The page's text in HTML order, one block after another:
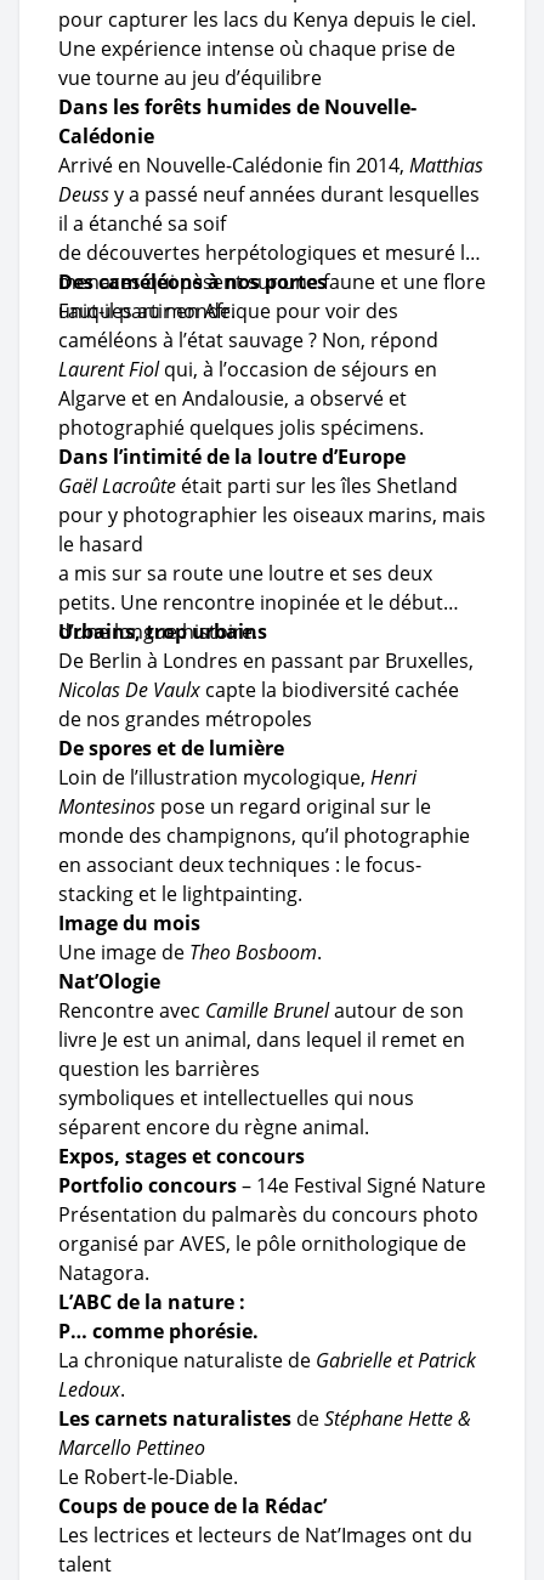
pour capturer les lacs du Kenya depuis le ciel.
Une expérience intense où chaque prise de
vue tourne au jeu d’équilibre
Dans les forêts humides de Nouvelle-
Calédonie
Arrivé en Nouvelle-Calédonie fin 2014, Matthias
Deussy a passé neuf années durant lesquelles
il a étanché sa soif
de découvertes herpétologiques et mesuré les
menaces qui pèsent sur une faune et une flore
uniques au monde.
Des caméléons à nos portes
Faut-il partir en Afrique pour voir des
caméléons à l’état sauvage ? Non, répond
Laurent Fiolqui, à l’occasion de séjours en
Algarve et en Andalousie, a observé et
photographié quelques jolis spécimens.
Dans l’intimité de la loutre d’Europe
Gaël Lacroûte était parti sur les îles Shetland
pour y photographier les oiseaux marins, mais
le hasard
a mis sur sa route une loutre et ses deux
petits. Une rencontre inopinée et le début
d’une longue histoire.
Urbains, trop urbains
De Berlin à Londres en passant par Bruxelles,
Nicolas De Vaulx capte la biodiversité cachée
de nos grandes métropoles
De spores et de lumière
Loin de l’illustration mycologique, Henri
Montesinos pose un regard original sur le
monde des champignons, qu’il photographie
en associant deux techniques : le focus-
stacking et le lightpainting.
Image du mois
Une image de Theo Bosboom.
Nat’Ologie
Rencontre avec Camille Brunelautour de son
livre Je est un animal, dans lequel il remet en
question les barrières
symboliques et intellectuelles qui nous
séparent encore du règne animal.
Expos, stages et concours
Portfolio concours– 14e Festival Signé Nature
Présentation du palmarès du concours photo
organisé par AVES, le pôle ornithologique de
Natagora.
L’ABC de la nature :
P… comme phorésie.
La chronique naturaliste de Gabrielle et Patrick
Ledoux.
Les carnets naturalistes deStéphane Hette &
Marcello Pettineo
Le Robert-le-Diable.
Coups de pouce de la Rédac’
Les lectrices et lecteurs de Nat’Images ont du
talent